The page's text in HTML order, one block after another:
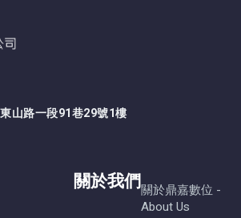
山路一段91巷29號1樓
關於我們關於鼎嘉數位 -
About Us